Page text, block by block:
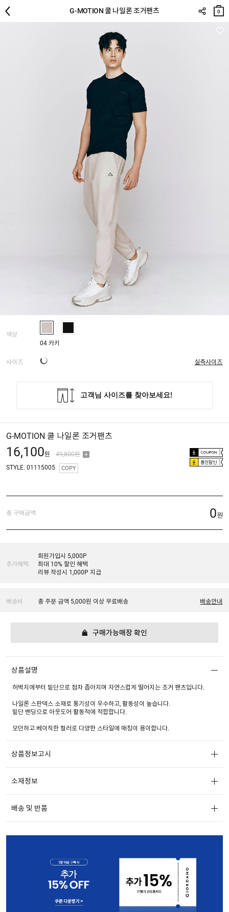
G-MOTION 쿨 나일론 조거팬츠
장바
구니
0
색상
04 카키
사이즈 실측사이즈
G-MOTION 쿨 나일론 조거팬츠
16,100원 49,800원
플친할인
STYLE. 01115005 COPY
총 구매금액 0원
추가혜택
회원가입시 5,000P
최대 10% 할인 혜택
리뷰 작성시 1,000P 지급
배송비 총 주문 금액 5,000원 이상 무료배송 배송안내
구매가능매장 확인
상품설명
허벅지에부터 밑단으로 점차 좁아지며 자연스럽게 떨어지는 조거 팬츠입니다.
나일론 스판덱스 소재로 통기성이 우수하고, 활동성이 높습니다.
밑단 밴딩으로 아웃도어 활동적에 적합합니다.
모던하고 베이직한 컬러로 다양한 스타일에 매칭이 용이합니다.
상품정보고시
소재정보
배송 및 반품